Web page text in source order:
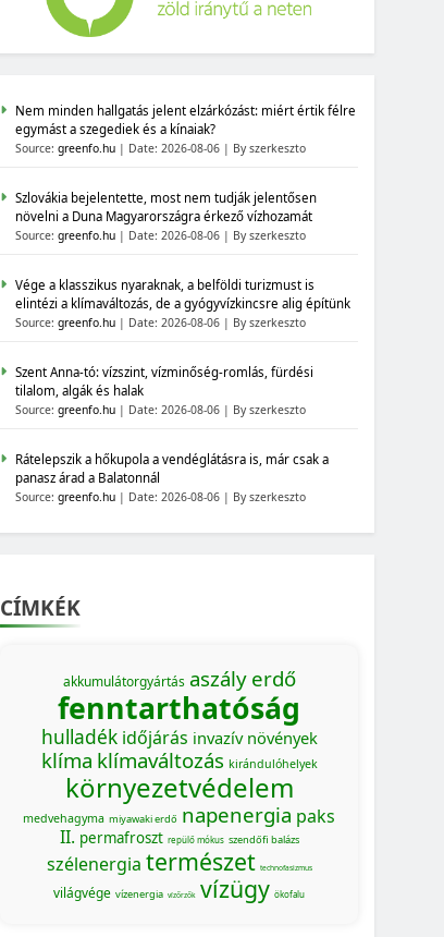
Nem minden hallgatás jelent elzárkózást: miért értik félre
egymást a szegediek és a kínaiak?
Source:greenfo.hu Date: 2026-08-06 By szerkeszto
Szlovákia bejelentette, most nem tudják jelentősen
növelni a Duna Magyarországra érkező vízhozamát
Source:greenfo.hu Date: 2026-08-06 By szerkeszto
Vége a klasszikus nyaraknak, a belföldi turizmust is
elintézi a klímaváltozás, de a gyógyvízkincsre alig építünk
Source:greenfo.hu Date: 2026-08-06 By szerkeszto
Szent Anna-tó: vízszint, vízminőség-romlás, fürdési
tilalom, algák és halak
Source:greenfo.hu Date: 2026-08-06 By szerkeszto
Rátelepszik a hőkupola a vendéglátásra is, már csak a
panasz árad a Balatonnál
Source:greenfo.hu Date: 2026-08-06 By szerkeszto
CÍMKÉK
akkumulátorgyártás aszály erdő
fenntarthatóság
hulladék időjárás invazív növények
klíma klímaváltozás kirándulóhelyek
környezetvédelem
medvehagyma miyawaki erdő napenergia paks
II. permafroszt repülő mókus szendőfi balázs
szélenergia természet technofasizmus
világvége vízenergia vízőrzők vízügy ökofalu